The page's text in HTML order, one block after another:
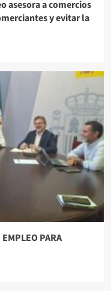
asesora a comercios
y evitar la
PARA